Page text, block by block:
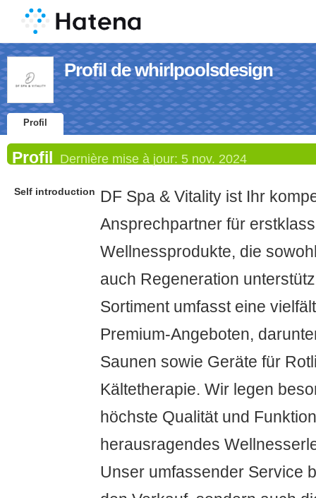
Profil de whirlpoolsdesign
Profil
Profil Dernière mise à jour: 5 nov. 2024
Self introduction
DF Spa & Vitality ist Ihr
Ansprechpartner für
Wellnessprodukte, die
auch Regeneration
Sortiment umfasst eine
Premium-Angeboten,
Saunen sowie Geräte für
Kältetherapie. Wir legen
höchste Qualität und
herausragendes
Unser umfassender Service